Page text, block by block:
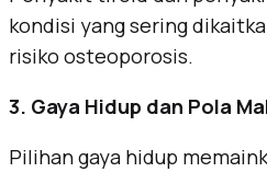
kondisi yang sering
risiko osteoporosis.
3. Gaya Hidup dan Pola
Pilihan gaya hidup